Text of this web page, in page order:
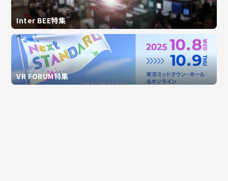
Inter BEE特集
VR FORUM特集